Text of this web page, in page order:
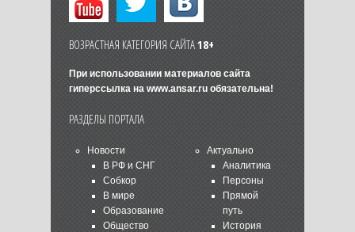
ВОЗРАСТНАЯ КАТЕГОРИЯ САЙТА18+
При использовании материалов сайта
гиперссылка на www.ansar.ruобязательна!
РАЗДЕЛЫ ПОРТАЛА
Новости
В РФ и СНГ
Собкор
В мире
Образование
Общество
Актуально
Аналитика
Персоны
Прямой
путь
История